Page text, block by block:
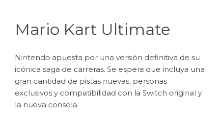
Mario Kart Ultimate
Nintendo apuesta por una versión definitiva de su
icónica saga de carreras. Se espera que incluya una
gran cantidad de pistas nuevas, personas
exclusivos y compatibilidad con la Switch original y
la nueva consola.